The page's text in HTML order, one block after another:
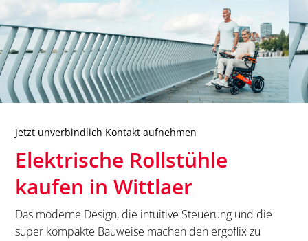
Jetzt unverbindlich Kontakt aufnehmen
Elektrische Rollstühle
kaufen inWittlaer
Das moderne Design, die intuitive Steuerung und die
super kompakte Bauweise machen den ergoflix zu